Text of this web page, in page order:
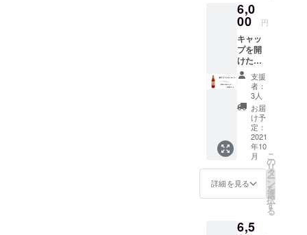
の贈り
物かわ
からな
くなり
ますの
で ご注
意下さ
いま
せ。
前・電
話番
号・郵
便番
号・ご
住所) ご
記入な
き場
合、当
店が差
出人に
なりま
すので
先方様
にどち
らから
の贈り
物かわ
からな
ますの
出人様
のお名
前を備
考欄に
必ず
ご記入
をお願
いいた
しま
す。
(お名
前・電
話番
号・郵
便番
住所) ご
記入な
合、当
店が差
グのリ
ターン
だと
わから
ないよ
うな仕
様でお
届けい
たしま
す。
直接配
送の贈
り物の
場合差
出人様
前を備
考欄に
をお願
でも飲
む価値
クラフ
トコー
ラで
す。
【ご注
意】
直接配
送の贈
り物の
場合、
お礼の
お手紙
せず
メール
せてい
までこ
だわっ
たクラ
フト
コーラ
です。
その特
徴をグ
ラスに
表現
し、 丸
く尖り
のない
飲みや
すさを
形にし
てみま
直接配
材料の
横浜ク
ラフト
コーラ
をぜひ
ご賞味
下さ
い。 ※
写真の
オレン
ジ色ラ
ベル
（細長
ボト
ル）で
発送予
定です
ホワイ
6,0
00 円
キャッ
プを開
けた
ら"プ
シュッ"
とすぐ
飲める
★「横
浜クラ
フト
コー
ラ」炭
酸入り
瓶ボト
ル
【１０
お礼の
支援
者：
3人
お届
け予
定：
2021
年10
月
詳細を見る
こ
の
リ
タ
ー
ン
を
選
択
す
る
6,5